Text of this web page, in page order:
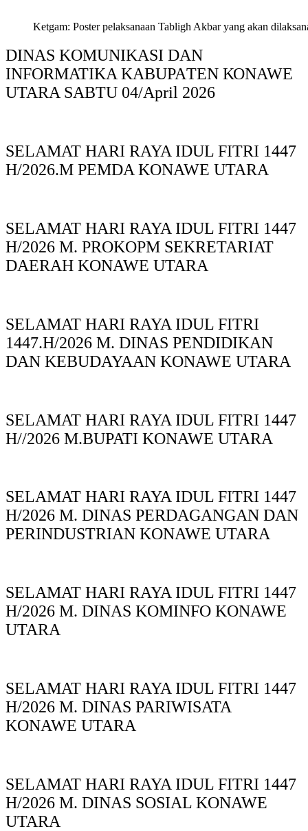
Ketgam: Poster pelaksanaan Tabligh Akbar yang akan
DINAS KOMUNIKASI DAN
INFORMATIKA KABUPAΤΕΝ ΚΟNAWE
UTARA SABTU 04/April 2026
SELAMAT HARI RAYA IDUL FITRI 1447
H/2026.M PEMDA KONAWE UTARA
SELAMAT HARI RAYA IDUL FITRI 1447
H/2026 M. PROKOPM SEKRETARIAT
DAERAH KONAWE UTARA
SELAMAT HARI RAYA IDUL FITRI
1447.H/2026 M. DINAS PENDIDIKAN
DAN KEBUDAYAAN KONAWE UTARA
SELAMAT HARI RAYA IDUL FITRI 1447
H//2026 M.BUPATI KONAWE UTARA
SELAMAT HARI RAYA IDUL FITRI 1447
H/2026 M. DINAS PERDAGANGAN DAN
PERINDUSTRIAN KONAWE UTARA
SELAMAT HARI RAYA IDUL FITRI 1447
H/2026 M. DINAS KOMINFO KONAWE
UTARA
SELAMAT HARI RAYA IDUL FITRI 1447
H/2026 M. DINAS PARIWISATA
KONAWE UTARA
SELAMAT HARI RAYA IDUL FITRI 1447
H/2026 M. DINAS SOSIAL KONAWE
UTARA